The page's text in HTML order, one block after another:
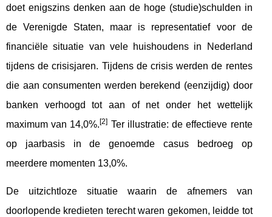
doet enigszins denken aan de hoge (studie)schulden in
de Verenigde Staten, maar is representatief voor de
financiële situatie van vele huishoudens in Nederland
tijdens de crisisjaren. Tijdens de crisis werden de rentes
die aan consumenten werden berekend (eenzijdig) door
banken verhoogd tot aan of net onder het wettelijk
maximum van 14,0%.[2] Ter illustratie: de effectieve rente
op jaarbasis in de genoemde casus bedroeg op
meerdere momenten 13,0%.
De uitzichtloze situatie waarin de afnemers van
doorlopende kredieten terecht waren gekomen, leidde tot